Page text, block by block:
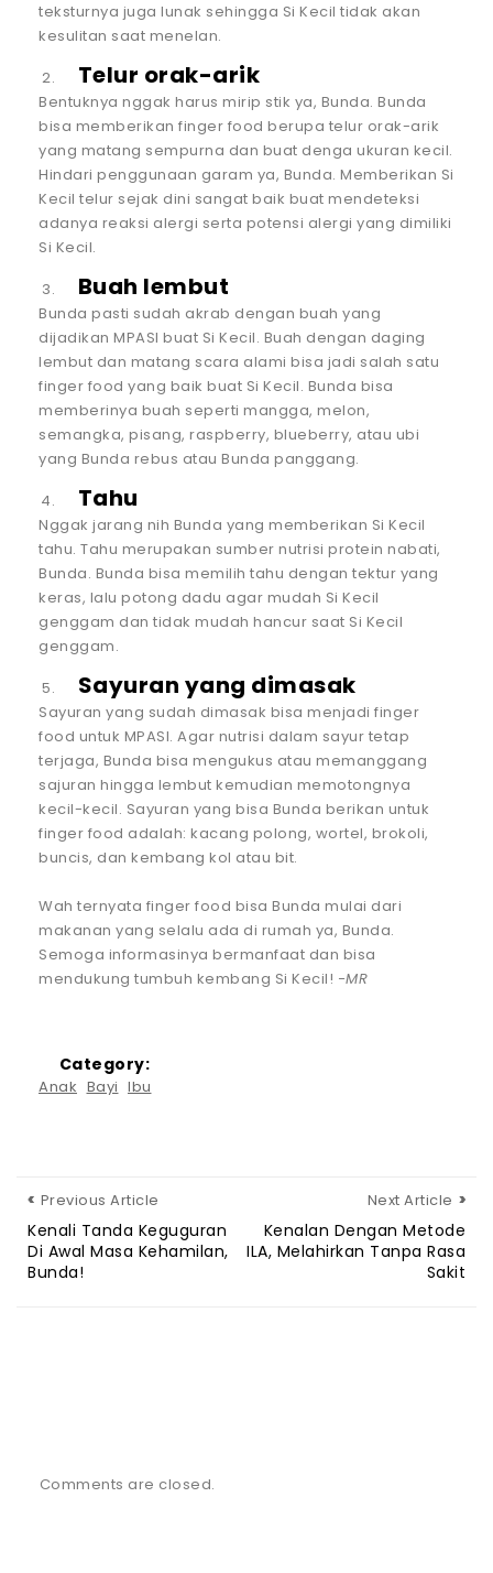
teksturnya juga lunak sehingga Si Kecil tidak akan
kesulitan saat menelan.
Telur orak-arik
Bentuknya nggak harus mirip stik ya, Bunda. Bunda
bisa memberikan finger food berupa telur orak-arik
yang matang sempurna dan buat denga ukuran kecil.
Hindari penggunaan garam ya, Bunda. Memberikan Si
Kecil telur sejak dini sangat baik buat mendeteksi
adanya reaksi alergi serta potensi alergi yang dimiliki
Si Kecil.
Buah lembut
Bunda pasti sudah akrab dengan buah yang
dijadikan MPASI buat Si Kecil. Buah dengan daging
lembut dan matang scara alami bisa jadi salah satu
finger food yang baik buat Si Kecil. Bunda bisa
memberinya buah seperti mangga, melon,
semangka, pisang, raspberry, blueberry, atau ubi
yang Bunda rebus atau Bunda panggang.
Tahu
Nggak jarang nih Bunda yang memberikan Si Kecil
tahu. Tahu merupakan sumber nutrisi protein nabati,
Bunda. Bunda bisa memilih tahu dengan tektur yang
keras, lalu potong dadu agar mudah Si Kecil
genggam dan tidak mudah hancur saat Si Kecil
genggam.
Sayuran yang dimasak
Sayuran yang sudah dimasak bisa menjadi finger
food untuk MPASI. Agar nutrisi dalam sayur tetap
terjaga, Bunda bisa mengukus atau memanggang
sajuran hingga lembut kemudian memotongnya
kecil-kecil. Sayuran yang bisa Bunda berikan untuk
finger food adalah: kacang polong, wortel, brokoli,
buncis, dan kembang kol atau bit.
Wah ternyata finger food bisa Bunda mulai dari
makanan yang selalu ada di rumah ya, Bunda.
Semoga informasinya bermanfaat dan bisa
mendukung tumbuh kembang Si Kecil! -MR
Category:
Anak Bayi Ibu
Previous Article
Kenali Tanda Keguguran
Di Awal Masa Kehamilan,
Bunda!
Next Article
Kenalan Dengan Metode
ILA, Melahirkan Tanpa Rasa
Sakit
Comments are closed.